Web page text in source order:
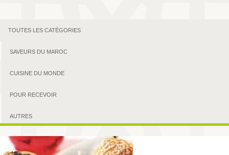
TOUTES LES CATÉGORIES
SAVEURS DU MAROC
CUISINE DU MONDE
POUR RECEVOIR
AUTRES